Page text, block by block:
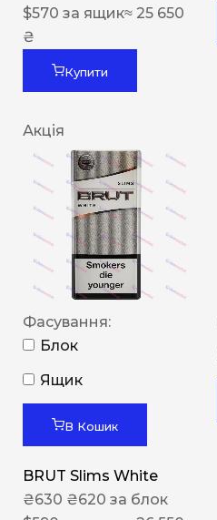
$570 за ящик≈ 25 650
₴
Купити
Акція
Фасування:
Блок
Ящик
В Кошик
BRUT Slims White
₴630 ₴620 за блок